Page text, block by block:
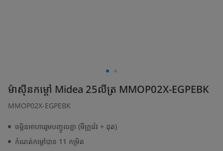
ម៉ាស៊ីនកម្តៅ Midea 25លីត្រ MMOP02X-EGPEBK
MMOP02X-EGPEBK
ចម្អិនអាហាររួមបញ្ចូលគ្នា (មីក្រូវ៉េវ + ដុត)
កំណត់កម្តៅបាន 11 កម្រិត